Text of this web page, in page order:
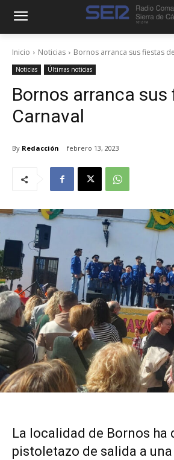
Inicio Noticias Bornos arranca sus fiestas
Noticias Últimas noticias
Bornos arranca sus
Carnaval
By Redacción febrero 13, 2023
La localidad de Bornos ha
pistoletazo de salida a